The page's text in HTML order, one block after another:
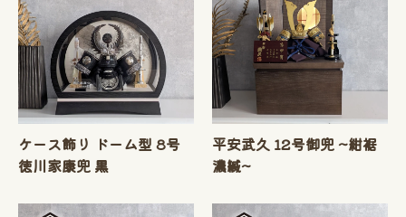
ケース飾り ドーム型 8号
徳川家康兜 黒
平安武久 12号御兜 ~紺裾
濃縅~